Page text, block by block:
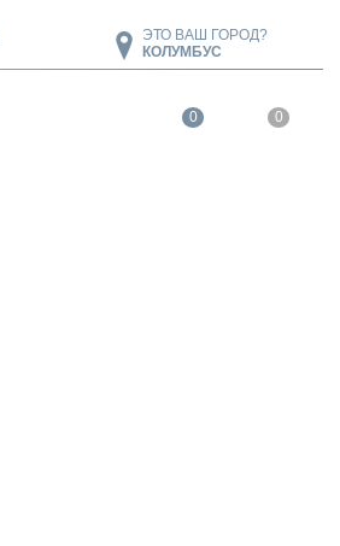
ЭТО ВАШ ГОРОД?
КОЛУМБУС
0 0